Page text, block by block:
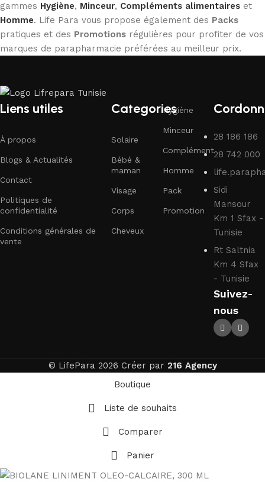
gammes Hygiène, Minceur, Compléments alimentaires et
Homme. Life Para vous propose également des Packs
pratiques et des Promotions régulières pour profiter de vos
marques de parapharmacie préférées au meilleur prix.
Liens utiles
À propos
Blogs & Actualités
Contact
Politiques de
confidentialité
Conditions générales de
vente
Categories
Solaire
Bébé &
maman
Visage
Corps
Cheveux
Hygiène
Minceur
Complément
Homme
Pack
Promotion
28 186 186
28 742 000
Sidi
Mansour
Km 1 Sfax -
Tunisie
Rt Saltnia
Km 4 Sfax
- Tunisie
Suivez-
nous
© LifePara 2026 Créer par 216 Agency
Boutique
Liste de souhaits
Comparer
Panier